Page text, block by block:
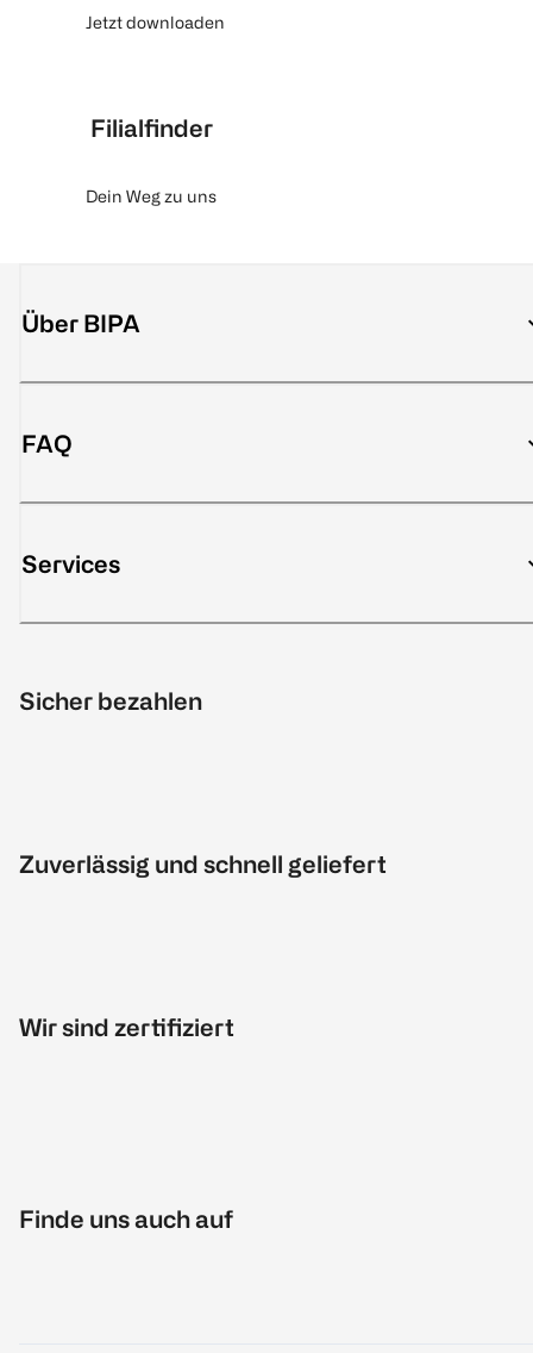
Jetzt downloaden
Filialfinder
Dein Weg zu uns
Über BIPA
FAQ
Services
Sicher bezahlen
Zuverlässig und schnell geliefert
Wir sind zertifiziert
Finde uns auch auf